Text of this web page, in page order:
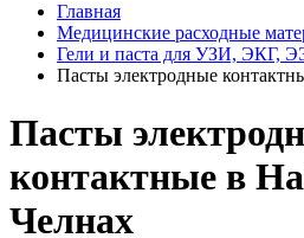
Главная
Медицинские расходные
Гели и паста для УЗИ, ЭКГ,
Пасты электродные
Пасты
контактные в
Челнах